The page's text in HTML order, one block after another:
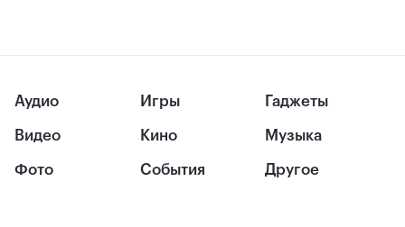
Аудио
Видео
Фото
Игры
Кино
События
Гаджеты
Музыка
Другое